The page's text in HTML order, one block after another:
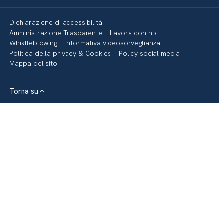
Dichiarazione di accessibilità
Amministrazione Trasparente
Lavora con noi
Whistleblowing
Informativa videosorveglianza
Politica della privacy & Cookies
Policy social media
Mappa del sito
Torna su